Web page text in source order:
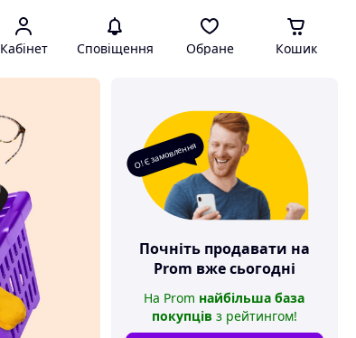
Кабінет Сповіщення Обране Кошик
О! Є замовлення
Почніть продавати на
Prom вже сьогодні
На Prom найбільша база
покупців з рейтингом!